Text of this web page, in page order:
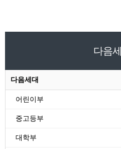
다음
다음세대
어린이부
중고등부
대학부